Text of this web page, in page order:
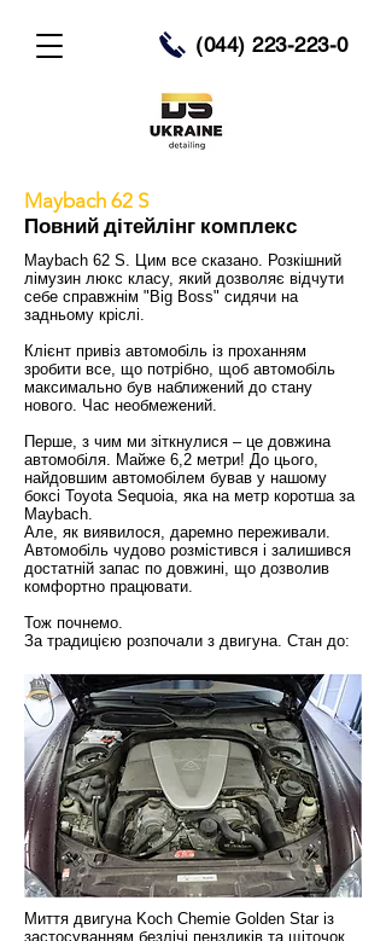
(044) 223-223-0
Maybach 62 S
Повний дітейлінг комплекс
Maybach 62 S. Цим все сказано. Розкішний
лімузин люкс класу, який дозволяє відчути
себе справжнім "Big Boss" сидячи на
задньому кріслі.
Клієнт привіз автомобіль із проханням
зробити все, що потрібно, щоб автомобіль
максимально був наближений до стану
нового. Час необмежений.
Перше, з чим ми зіткнулися – це довжина
автомобіля. Майже 6,2 метри! До цього,
найдовшим автомобілем бував у нашому
боксі Toyota Sequoia, яка на метр коротша за
Maybach.
Але, як виявилося, даремно переживали.
Автомобіль чудово розмістився і залишився
достатній запас по довжині, що дозволив
комфортно працювати.
Тож почнемо.
За традицією розпочали з двигуна. Стан до:
Миття двигуна Koch Chemie Golden Star із
застосуванням безлічі пензликів та щіточок.